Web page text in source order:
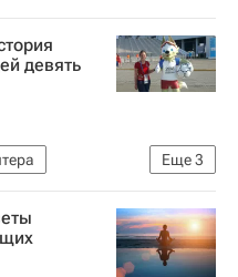
девять
Еще3
волонтера